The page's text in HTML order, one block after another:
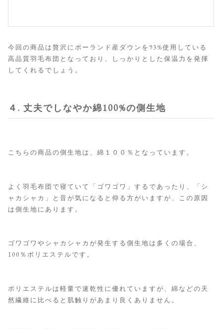
今回の商品は贅沢にポーランド産ダウンを93%使用している
高品質羽毛布団となっており、しっかりとした保温力を発揮
してくれるでしょう。
４. 丈夫でしなやか綿100%の側生地
こちらの商品の側生地は、綿１００％となっています。
よく羽毛布団で寝ていて「ゴワゴワ」するであったり、「シ
ャカシャカ」と音が気になると仰る方がいますが、この原因
は側生地にあります。
ゴワゴワやシャカシャカが発生する側生地は多くの場合、
100％ポリエステルです。
ポリエステルは軽量で速乾性に優れていますが、綿などの天
然繊維に比べると肌触りがあまり良くありません。